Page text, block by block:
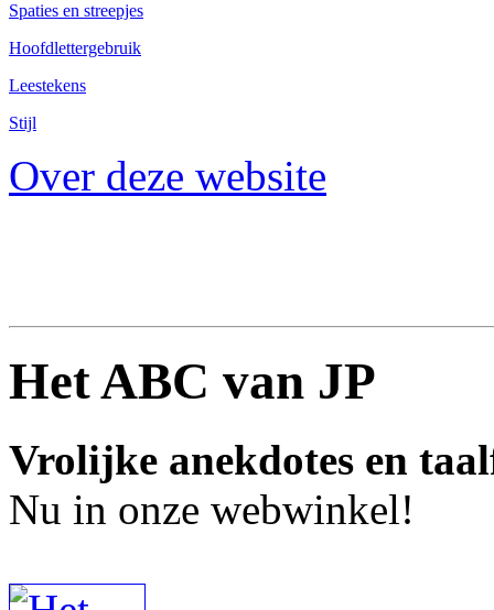
Spaties en streepjes
Hoofdlettergebruik
Leestekens
Stijl
Over deze website
Het ABC van JP
Vrolijke anekdotes en
Nu in onze webwinkel!